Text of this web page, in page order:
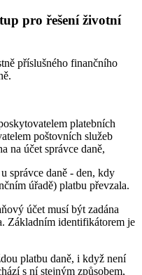
pro řešení životní
příslušného finančního
platebních
poštovních služeb
na účet správce daně,
správce daně - den, kdy
úřadě) platbu převzala.
účet musí být zadána
Základním identifikátorem je
platbu daně, i když není
s ní stejným způsobem,